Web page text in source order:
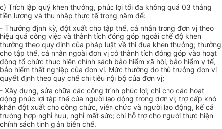
c) Trích lập quỹ khen thưởng, phúc lợi tối đa không quá 03 tháng
tiền lương và thu nhập thực tế trong năm để:
- Thưởng định kỳ, đột xuất cho tập thể, cá nhân trong đơn vị theo
hiệu quả công việc và thành tích đóng góp ngoài chế độ khen
thưởng theo quy định của pháp luật về thi đua khen thưởng; thưởng
cho tập thể, cá nhân ngoài đơn vị có thành tích đóng góp vào hoạt
động tổ chức thực hiện chính sách bảo hiểm xã hội, bảo hiểm y tế,
bảo hiểm thất nghiệp của đơn vị. Mức thưởng do thủ trưởng đơn vị
quyết định theo quy chế chi tiêu nội bộ của đơn vị;
- Xây dựng, sửa chữa các công trình phúc lợi; chi cho các hoạt
động phúc lợi tập thể của người lao động trong đơn vị; trợ cấp khó
khăn đột xuất cho công chức, viên chức và người lao động, kể cả
trường hợp nghỉ hưu, nghỉ mất sức; chi hỗ trợcho người thực hiện
chính sách tinh giản biên chế.